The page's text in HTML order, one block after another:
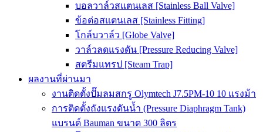
บอลวาล์วสแตนเลส [Stainless Ball Valve]
ข้อต่อสแตนเลส [Stainless Fitting]
โกล์บวาล์ว [Globe Valve]
วาล์วลดแรงดัน [Pressure Reducing Valve]
สตรีมแทรป [Steam Trap]
ผลงานที่ผ่านมา
งานติดตั้งปั๊มลมสกรู Olymtech J7.5PM-10 10 แรงม้า
การติดตั้งถังแรงดันน้ำ (Pressure Diaphragm Tank)
แบรนด์ Bauman ขนาด 300 ลิตร